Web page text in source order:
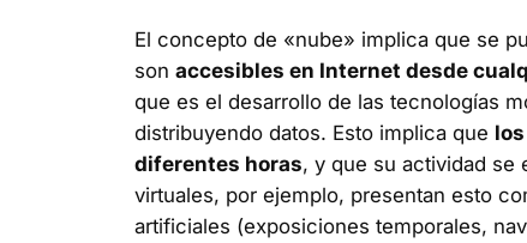
El concepto de «nube» implica que se
son accesibles en Internet desde
que es el desarrollo de las tecnologías
distribuyendo datos. Esto implica que
diferentes horas, y que su actividad se
virtuales, por ejemplo, presentan esto
artificiales (exposiciones temporales,